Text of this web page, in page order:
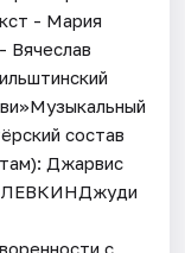
- Мария
Вячеслав
состав
Джарвис
ЛЕВКИНДжуди
с